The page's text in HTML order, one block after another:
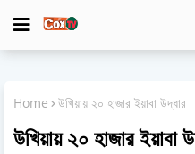
Home উখিয়ায় ২০ হাজার ইয়াবা উদ্ধার
উখিয়ায় ২০ হাজার ইয়াবা